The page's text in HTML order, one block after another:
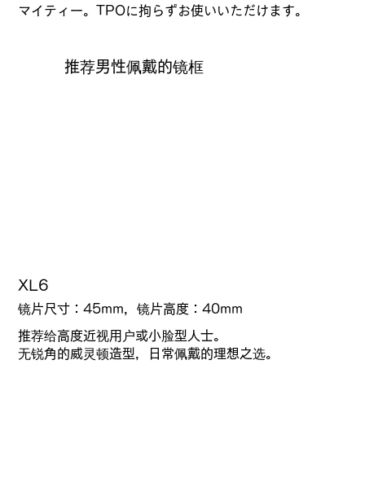
マイティー。TPOに拘らずお使いいただけます。
推荐男性佩戴的镜框
XL6
镜片尺寸：45mm，镜片高度：40mm
推荐给高度近视用户或小脸型人士。
无锐角的威灵顿造型，日常佩戴的理想之选。